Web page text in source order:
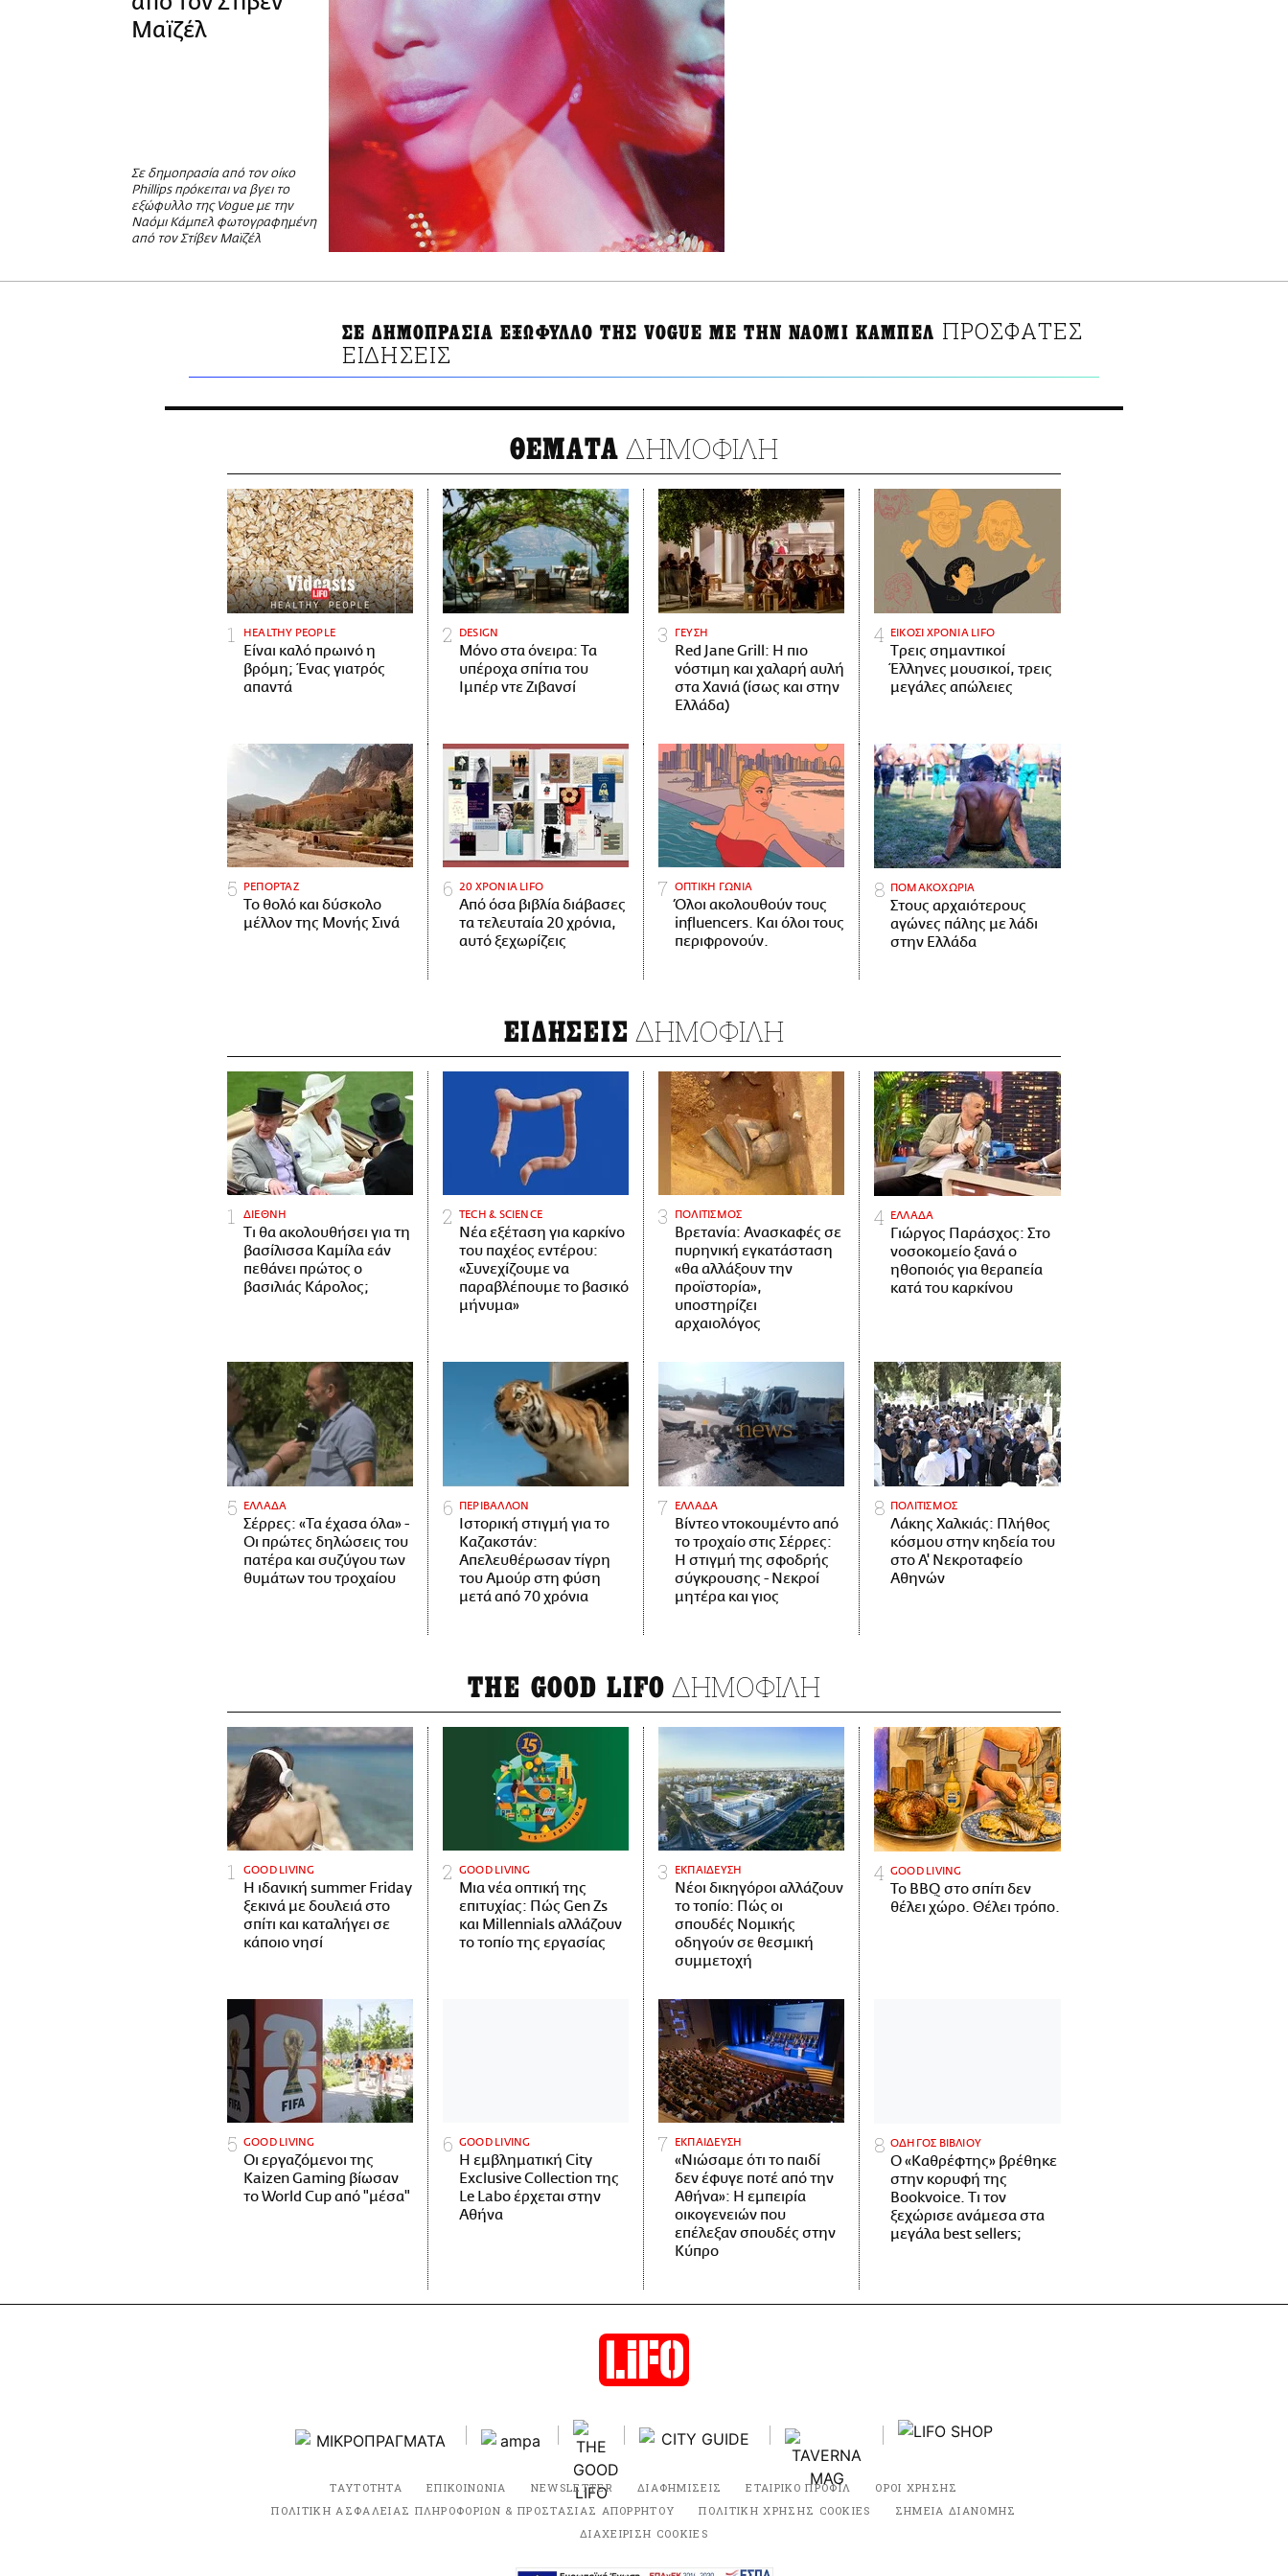
Μαϊζέλ
Σε δημοπρασία από τον οίκο
Phillips πρόκειται να βγει το
εξώφυλλο της Vogue με την
Ναόμι Κάμπελ φωτογραφημένη
από τον Στίβεν Μαϊζέλ
ΣΕ ΔΗΜΟΠΡΑΣΙΑ ΕΞΩΦΥΛΛΟ ΤΗΣ VOGUE ΜΕ ΤΗΝ ΝΑΟΜΙ ΚΑΜΠΕΛ ΠΡΟΣΦΑΤΕΣ
ΕΙΔΗΣΕΙΣ
ΘΕΜΑΤΑ ΔΗΜΟΦΙΛΗ
HEALTHY PEOPLE
Είναι καλό πρωινό η
βρόμη; Ένας γιατρός
απαντά
DESIGN
Μόνο στα όνειρα: Τα
υπέροχα σπίτια του
Ιμπέρ ντε Ζιβανσί
ΓΕΥΣΗ
Red Jane Grill: Η πιο
νόστιμη και χαλαρή αυλή
στα Χανιά (ίσως και στην
Ελλάδα)
ΕΙΚΟΣΙ ΧΡΟΝΙΑ LIFO
Tρεις σημαντικοί
Έλληνες μουσικοί, τρεις
μεγάλες απώλειες
ΡΕΠΟΡΤΑΖ
Το θολό και δύσκολο
μέλλον της Μονής Σινά
20 ΧΡΟΝΙΑ LIFO
Από όσα βιβλία διάβασες
τα τελευταία 20 χρόνια,
αυτό ξεχωρίζεις
ΟΠΤΙΚΗ ΓΩΝΙΑ
Όλοι ακολουθούν τους
influencers. Και όλοι τους
περιφρονούν.
ΠΟΜΑΚΟΧΩΡΙΑ
Στους αρχαιότερους
αγώνες πάλης με λάδι
στην Ελλάδα
ΕΙΔΗΣΕΙΣ ΔΗΜΟΦΙΛΗ
ΔΙΕΘΝΗ
Τι θα ακολουθήσει για τη
βασίλισσα Καμίλα εάν
πεθάνει πρώτος ο
βασιλιάς Κάρολος;
ΤECH & SCIENCE
Νέα εξέταση για καρκίνο
του παχέος εντέρου:
«Συνεχίζουμε να
παραβλέπουμε το βασικό
μήνυμα»
ΠΟΛΙΤΙΣΜΟΣ
Βρετανία: Ανασκαφές σε
πυρηνική εγκατάσταση
«θα αλλάξουν την
προϊστορία»,
υποστηρίζει
αρχαιολόγος
ΕΛΛΑΔΑ
Γιώργος Παράσχος: Στο
νοσοκομείο ξανά ο
ηθοποιός για θεραπεία
κατά του καρκίνου
ΕΛΛΑΔΑ
Σέρρες: «Τα έχασα όλα» -
Οι πρώτες δηλώσεις του
πατέρα και συζύγου των
θυμάτων του τροχαίου
ΠΕΡΙΒΑΛΛΟΝ
Ιστορική στιγμή για το
Καζακστάν:
Απελευθέρωσαν τίγρη
του Αμούρ στη φύση
μετά από 70 χρόνια
ΕΛΛΑΔΑ
Βίντεο ντοκουμέντο από
το τροχαίο στις Σέρρες:
Η στιγμή της σφοδρής
σύγκρουσης - Νεκροί
μητέρα και γιος
ΠΟΛΙΤΙΣΜΟΣ
Λάκης Χαλκιάς: Πλήθος
κόσμου στην κηδεία του
στο Α' Νεκροταφείο
Αθηνών
THE GOOD LIFO ΔΗΜΟΦΙΛΗ
GOOD LIVING
Η ιδανική summer Friday
ξεκινά με δουλειά στο
σπίτι και καταλήγει σε
κάποιο νησί
GOOD LIVING
Μια νέα οπτική της
επιτυχίας: Πώς Gen Zs
και Millennials αλλάζουν
το τοπίο της εργασίας
ΕΚΠΑΙΔΕΥΣΗ
Νέοι δικηγόροι αλλάζουν
το τοπίο: Πώς οι
σπουδές Νομικής
οδηγούν σε θεσμική
συμμετοχή
GOOD LIVING
Το BBQ στο σπίτι δεν
θέλει χώρο. Θέλει τρόπο.
GOOD LIVING
Οι εργαζόμενοι της
Kaizen Gaming βίωσαν
το World Cup από "μέσα"
GOOD LIVING
Η εμβληματική City
Exclusive Collection της
Le Labo έρχεται στην
Αθήνα
ΕΚΠΑΙΔΕΥΣΗ
«Νιώσαμε ότι το παιδί
δεν έφυγε ποτέ από την
Αθήνα»: Η εμπειρία
οικογενειών που
επέλεξαν σπουδές στην
Κύπρο
ΟΔΗΓΟΣ ΒΙΒΛΙΟΥ
Ο «Καθρέφτης» βρέθηκε
στην κορυφή της
Bookvoice. Τι τον
ξεχώρισε ανάμεσα στα
μεγάλα best sellers;
ΤΑΥΤΟΤΗΤΑ ΕΠΙΚΟΙΝΩΝΙΑ NEWSLETTER ΔΙΑΦΗΜΙΣΕΙΣ ΕΤΑΙΡΙΚΟ ΠΡΟΦΙΛ
ΟΡΟΙ ΧΡΗΣΗΣ
ΠΟΛΙΤΙΚΗ ΑΣΦΑΛΕΙΑΣ ΠΛΗΡΟΦΟΡΙΩΝ & ΠΡΟΣΤΑΣΙΑΣ ΑΠΟΡΡΗΤΟΥ
ΠΟΛΙΤΙΚΗ ΧΡΗΣΗΣ COOKIES
ΣΗΜΕΙΑ ΔΙΑΝΟΜΗΣ
ΔΙΑΧΕΙΡΙΣΗ COOKIES